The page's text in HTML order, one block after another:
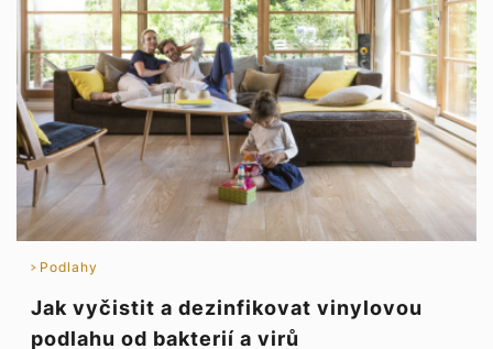
Podlahy
Jak vyčistit a dezinfikovat vinylovou
podlahu od bakterií a virů